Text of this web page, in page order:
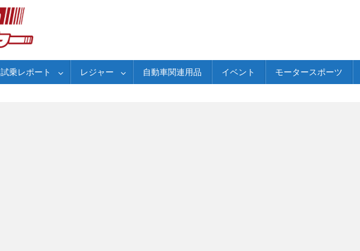
試乗レポート レジャー 自動車関連用品 イベント モータースポーツ